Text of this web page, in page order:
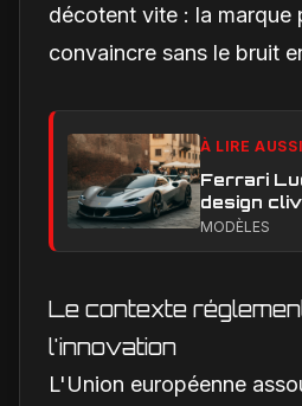
décotent vite : la marque
convaincre sans le bruit
À LIRE AUSSI
Ferrari
design
première
MODÈLES
Le contexte
l'innovation
L'Union européenne